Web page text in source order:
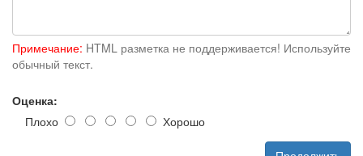
Примечание: HTML разметка не поддерживается! Используйте
обычный текст.
Оценка:
Плохо
Хорошо